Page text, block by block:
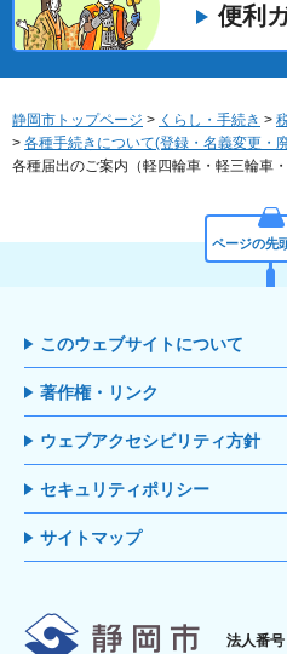
便利
静岡市トップページ > くらし・手続き >
> 各種手続きについて(登録・名義変更・
各種届出のご案内（軽四輪車・軽三輪車
ページの先
このウェブサイトについて
著作権・リンク
ウェブアクセシビリティ方針
セキュリティポリシー
サイトマップ
静岡市
法人番